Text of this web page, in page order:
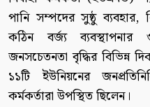
পানি সম্পদের সুষ্ঠু ব্যবহার,
কঠিন বর্জ্য
জনসচেতনতা বৃদ্ধির বিভিন্ন
১১টি ইউনিয়নের
কর্মকর্তারা উপস্থিত ছিলেন।